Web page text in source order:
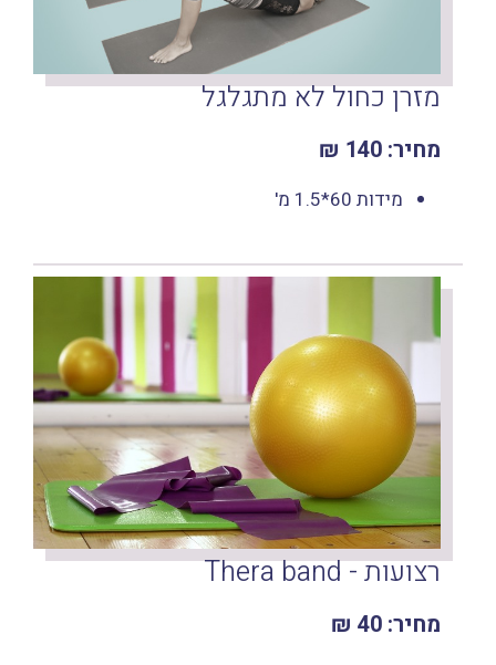
מזרן כחול לא מתגלגל
מחיר: 140 ₪
מידות 60*1.5 מ'
רצועות - Thera band
מחיר: 40 ₪